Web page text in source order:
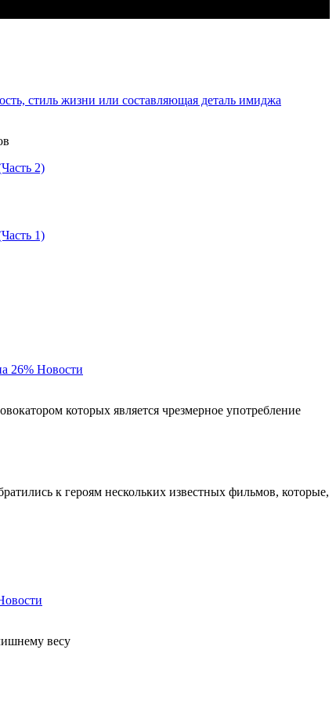
стиль жизни или составляющая деталь имиджа
2)
1)
26% Новости
которых является чрезмерное употребление
к героям нескольких известных фильмов, которые,
весу